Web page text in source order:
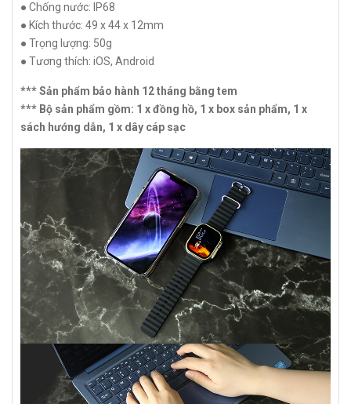
● Chống nước: IP68
● Kích thước: 49 x 44 x 12mm
● Trọng lượng: 50g
● Tương thích: iOS, Android
*** Sản phẩm bảo hành 12 tháng bằng tem
*** Bộ sản phẩm gồm: 1 x đồng hồ, 1 x box sản phẩm, 1 x
sách hướng dẫn, 1 x dây cáp sạc